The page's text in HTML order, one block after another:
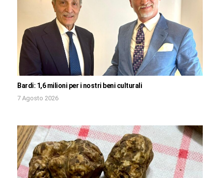
Bardi: 1,6 milioni per i nostri beni culturali
7 Agosto 2026